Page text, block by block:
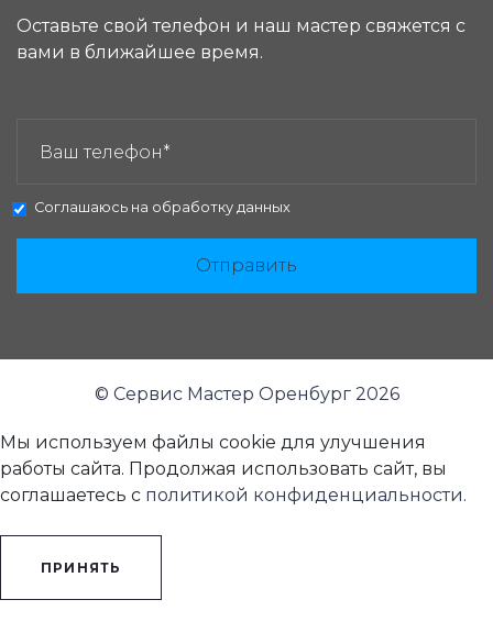
Оставьте свой телефон и наш мастер свяжется с
вами в ближайшее время.
Соглашаюсь на обработку данных
Отправить
© Сервис Мастер Оренбург 2026
Мы используем файлы cookie для улучшения
работы сайта. Продолжая использовать сайт, вы
соглашаетесь с политикой конфиденциальности.
ПРИНЯТЬ